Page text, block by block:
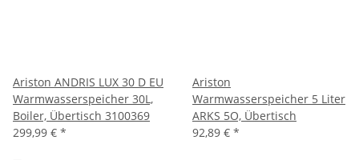
Ariston ANDRIS LUX 30 D EU
Warmwasserspeicher 30L,
Boiler, Übertisch 3100369
299,99 € *
Ariston
Warmwasserspeicher 5 Liter
ARKS 5O, Übertisch
92,89 € *